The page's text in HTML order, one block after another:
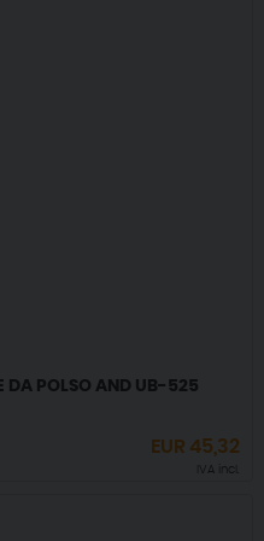
DA POLSO AND UB-525
EUR 45,32
IVA incl.